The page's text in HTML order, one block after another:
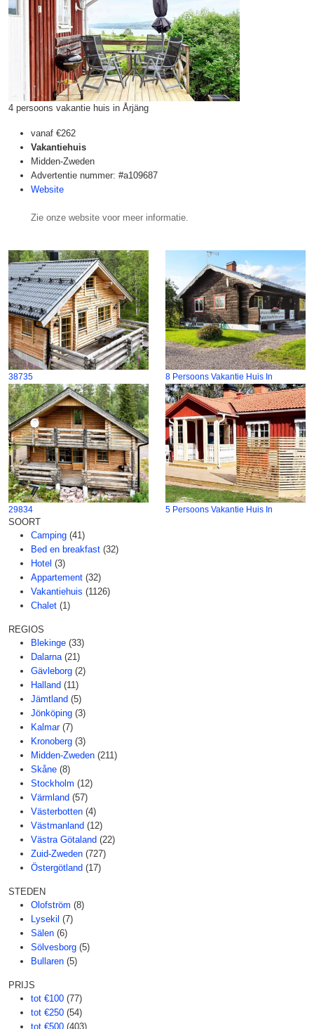
4 persoons vakantie huis in Årjäng
vanaf €262
Vakantiehuis
Midden-Zweden
Advertentie nummer: #a109687
Website
Zie onze website voor meer informatie.
38735 8 Persoons Vakantie Huis In
29834 5 Persoons Vakantie Huis In
SOORT
Camping (41)
Bed en breakfast (32)
Hotel (3)
Appartement (32)
Vakantiehuis (1126)
Chalet (1)
REGIOS
Blekinge (33)
Dalarna (21)
Gävleborg (2)
Halland (11)
Jämtland (5)
Jönköping (3)
Kalmar (7)
Kronoberg (3)
Midden-Zweden (211)
Skåne (8)
Stockholm (12)
Värmland (57)
Västerbotten (4)
Västmanland (12)
Västra Götaland (22)
Zuid-Zweden (727)
Östergötland (17)
STEDEN
Olofström (8)
Lysekil (7)
Sälen (6)
Sölvesborg (5)
Bullaren (5)
PRIJS
tot €100 (77)
tot €250 (54)
tot €500 (403)